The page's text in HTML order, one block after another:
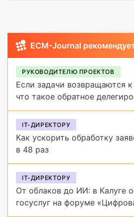
ECM-Journal
РУКОВОДИТЕЛЮ ПРОЕКТОВ
Если задачи возвращаются
что такое обратное
от него избавиться
IT-ДИРЕКТОРУ
Как ускорить обработку
в 48 раз
IT-ДИРЕКТОРУ
От облаков до ИИ: в Калуге
госуслуг на форуме